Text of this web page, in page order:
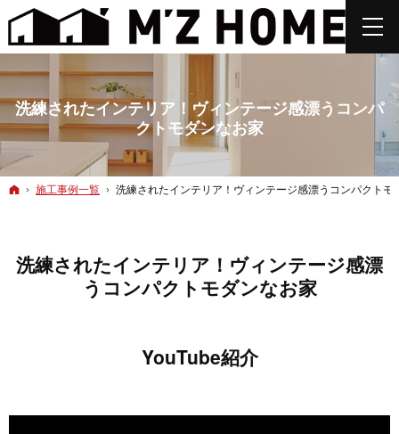
洗練されたインテリア！ヴィンテージ感漂うコンパ
クトモダンなお家
ホーム
施工事例一覧 洗練されたインテリア！ヴィンテージ感漂うコンパクトモ
洗練されたインテリア！ヴィンテージ感漂
うコンパクトモダンなお家
YouTube紹介